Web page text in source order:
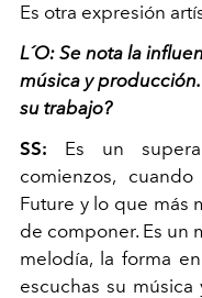
Es otra expresión
L´O: Se nota la
música y
su trabajo?
SS: Es un
comienzos,
Future y lo que más
de componer. Es un
melodía, la forma
escuchas su